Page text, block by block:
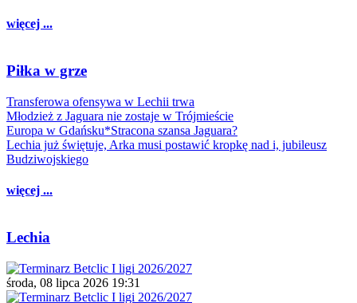
więcej ...
Piłka w grze
Transferowa ofensywa w Lechii trwa
Młodzież z Jaguara nie zostaje w Trójmieście
Europa w Gdańsku*Stracona szansa Jaguara?
Lechia już świętuje, Arka musi postawić kropkę nad i, jubileusz
Budziwojskiego
więcej ...
Lechia
środa, 08 lipca 2026 19:31